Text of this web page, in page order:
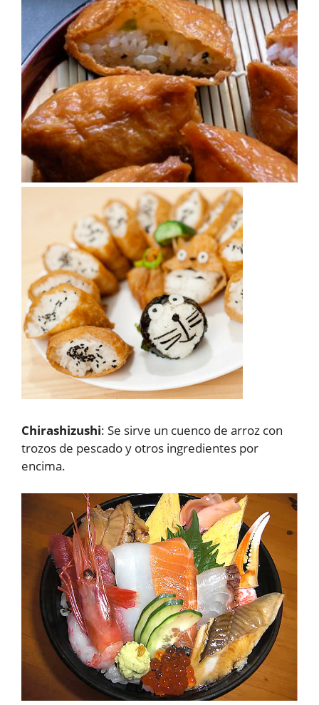
Chirashizushi: Se sirve un cuenco de arroz con
trozos de pescado y otros ingredientes por
encima.